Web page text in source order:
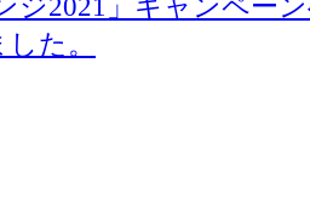
ジ2021」キャンペー
た。